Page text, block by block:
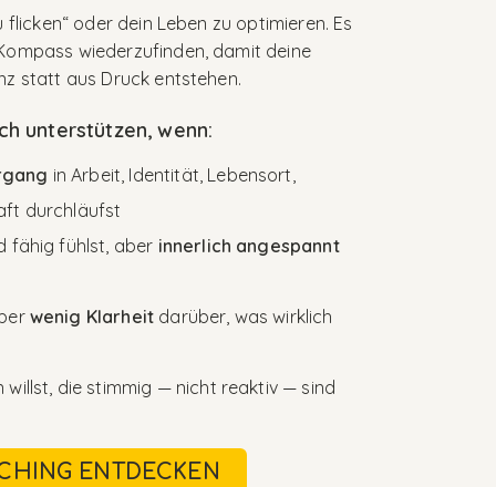
oder dein Leben zu optimieren. Es
wiederzufinden, damit deine
statt aus Druck entstehen.
unterstützen, wenn:
in Arbeit, Identität, Lebensort,
durchläufst
fähig fühlst, aber innerlich angespannt
wenig Klarheit darüber, was wirklich
willst, die stimmig — nicht reaktiv — sind
ENTDECKEN